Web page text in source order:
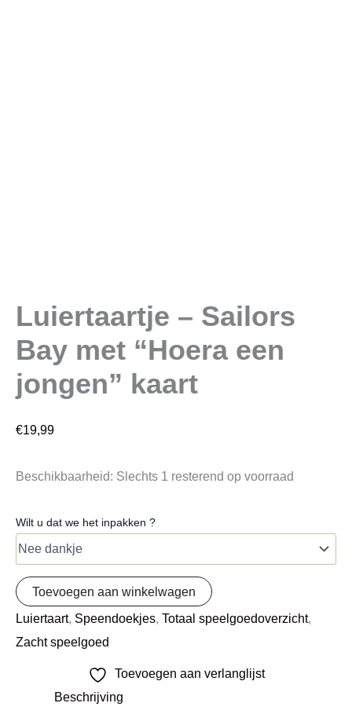
Luiertaartje – Sailors
Bay met “Hoera een
jongen” kaart
€19,99
Beschikbaarheid: Slechts 1 resterend op voorraad
Wilt u dat we het inpakken ?
Toevoegen aan winkelwagen
Luiertaart, Speendoekjes, Totaal speelgoedoverzicht,
Zacht speelgoed
Toevoegen aan verlanglijst
Beschrijving